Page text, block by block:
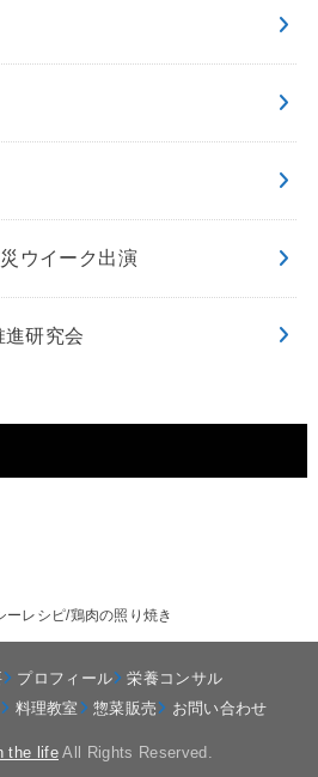
ウイーク出演
研究会
ーレシピ 鶏肉の照り焼き
プロフィール
栄養コンサル
料理教室 惣菜販売 お問い合わせ
the life All Rights Reserved.